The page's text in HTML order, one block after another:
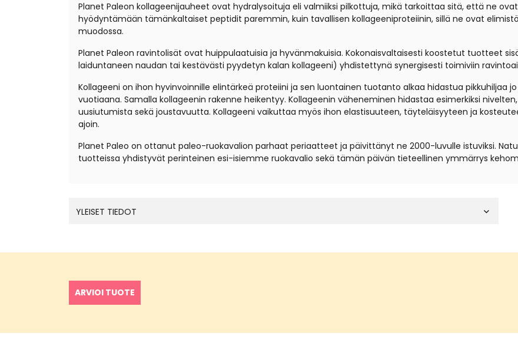
Planet Paleon kollageenijauheet ovat hydralysoituja eli valmiiksi pilkottuja, mikä tarkoittaa sitä, että ne
hyödyntämään tämänkaltaiset peptidit paremmin, kuin tavallisen kollageeniproteiinin, sillä ne ovat
muodossa.
Planet Paleon ravintolisät ovat huippulaatuisia ja hyvänmakuisia. Kokonaisvaltaisesti koostetut tuotteet
laiduntaneen naudan tai kestävästi pyydetyn kalan kollageeni) yhdistettynä synergisesti toimiviin
Kollageeni on ihon hyvinvoinnille elintärkeä proteiini ja sen luontainen tuotanto alkaa hidastua pikkuhiljaa
vuotiaana. Samalla kollageenin rakenne heikentyy. Kollageenin väheneminen hidastaa esimerkiksi
uusiutumista sekä joustavuutta. Kollageeni vaikuttaa myös ihon elastisuuteen, täyteläisyyteen ja
ajoin.
Planet Paleo on ottanut paleo-ruokavalion parhaat periaatteet ja päivittänyt ne 2000-luvulle istuviksi.
tuotteissa yhdistyvät perinteinen esi-isiemme ruokavalio sekä tämän päivän tieteellinen ymmärrys
YLEISET TIEDOT
ARVIOI TUOTE